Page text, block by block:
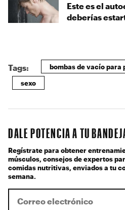
Este es el
deberías
Tags: bombas de vacío para
sexo
DALE POTENCIA A TU
Regístrate para obtener
músculos, consejos de expertos
comidas nutritivas, enviados a tu
semana.